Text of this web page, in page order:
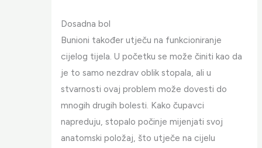
Dosadna bol
Bunioni također utječu na funkcioniranje
cijelog tijela. U početku se može činiti kao da
je to samo nezdrav oblik stopala, ali u
stvarnosti ovaj problem može dovesti do
mnogih drugih bolesti. Kako čupavci
napreduju, stopalo počinje mijenjati svoj
anatomski položaj, što utječe na cijelu